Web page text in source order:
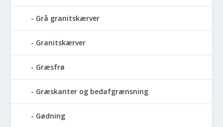
Grå granitskærver
Granitskærver
Græsfrø
Græskanter og bedafgrænsning
Gødning